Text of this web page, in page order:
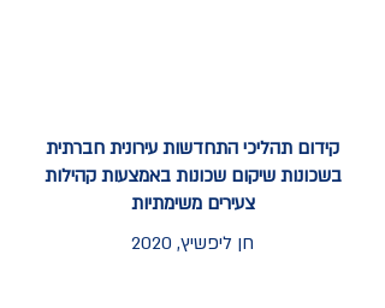
קידום תהליכי התחדשות עירונית חברתית
בשכונות שיקום שכונות באמצעות קהילות
צעירים משימתיות
חן ליפשיץ, 2020